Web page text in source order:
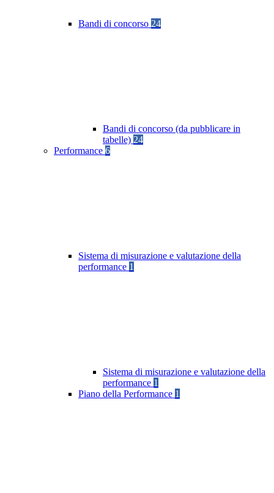
Bandi di concorso 24
Bandi di concorso (da pubblicare in
tabelle) 24
Performance 6
Sistema di misurazione e valutazione della
performance 1
Sistema di misurazione e valutazione della
performance 1
Piano della Performance 1